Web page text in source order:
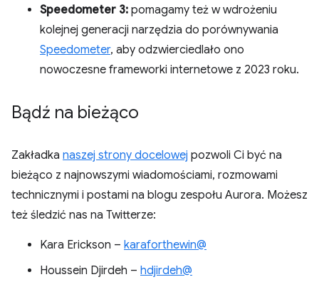
Speedometer 3: pomagamy też w wdrożeniu
kolejnej generacji narzędzia do porównywania
Speedometer, aby odzwierciedlało ono
nowoczesne frameworki internetowe z 2023 roku.
Bądź na bieżąco
Zakładka naszej strony docelowej pozwoli Ci być na
bieżąco z najnowszymi wiadomościami, rozmowami
technicznymi i postami na blogu zespołu Aurora. Możesz
też śledzić nas na Twitterze:
Kara Erickson – karaforthewin@
Houssein Djirdeh – hdjirdeh@